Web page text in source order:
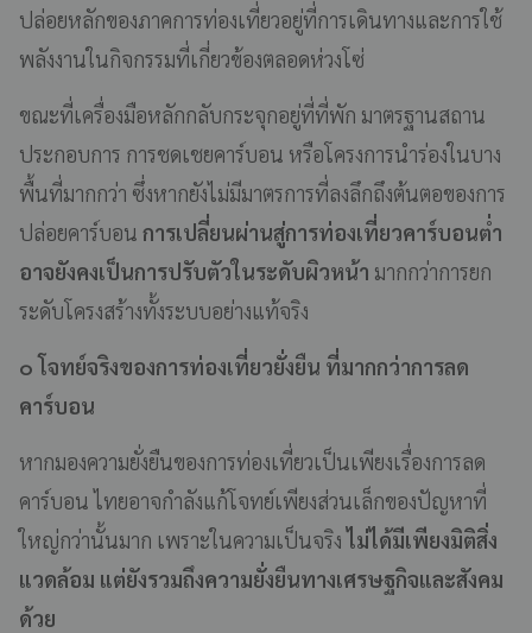
ปล่อยหลักของภาคการท่องเที่ยวอยู่ที่การเดินทางและการใช้
พลังงานในกิจกรรมที่เกี่ยวข้องตลอดห่วงโซ่
ขณะที่เครื่องมือหลักกลับกระจุกอยู่ที่ที่พัก มาตรฐานสถาน
ประกอบการ การชดเชยคาร์บอน หรือโครงการนำร่องในบาง
พื้นที่มากกว่า ซึ่งหากยังไม่มีมาตรการที่ลงลึกถึงต้นตอของการ
ปล่อยคาร์บอน การเปลี่ยนผ่านสู่การท่องเที่ยวคาร์บอนต่ำ
อาจยังคงเป็นการปรับตัวในระดับผิวหน้า มากกว่าการยก
ระดับโครงสร้างทั้งระบบอย่างแท้จริง
๐ โจทย์จริงของการท่องเที่ยวยั่งยืน ที่มากกว่าการลด
คาร์บอน
หากมองความยั่งยืนของการท่องเที่ยวเป็นเพียงเรื่องการลด
คาร์บอน ไทยอาจกำลังแก้โจทย์เพียงส่วนเล็กของปัญหาที่
ใหญ่กว่านั้นมาก เพราะในความเป็นจริงไม่ได้มีเพียงมิติสิ่ง
แวดล้อม แต่ยังรวมถึงความยั่งยืนทางเศรษฐกิจและสังคม
ด้วย